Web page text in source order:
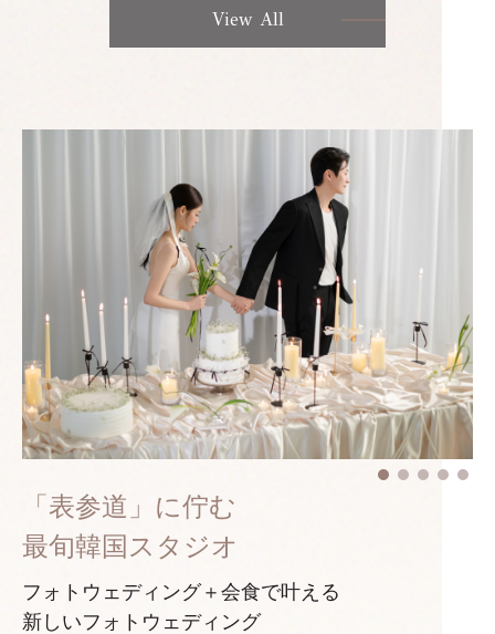
View All
「表参道」に佇む
最旬韓国スタジオ
フォトウェディング＋会食で叶える
新しいフォトウェディング